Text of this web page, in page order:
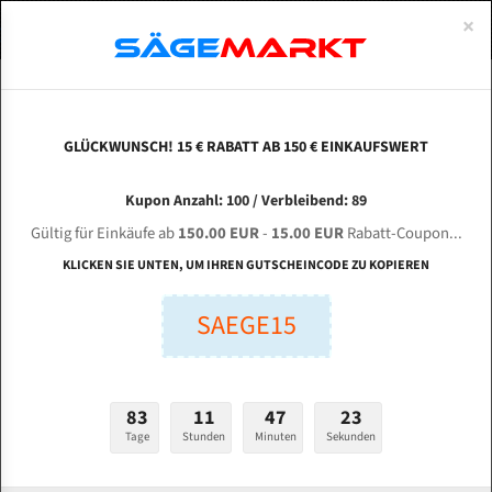
BERG & SCHMID DGS 350/450 VA-I CNC für 4250
mm Bi-Metall Bandsägeblätter
Länge (mm):
Stärken + Zahnteilung:
mm
ABOUTS
ENGLISH
Bi-Metall Meterware
Fleischerei Bandsägeblätter
Bandmesser Glatt Meterware
Konvex Meterware
×
GLÜCKWUNSCH! 15 € RABATT AB 150 € EINKAUFSWERT
Kupon Anzahl: 100 / Verbleibend: 89
Gültig für Einkäufe ab150.00 EUR- 15.00 EURRabatt-Coupon...
KLICKEN SIE UNTEN, UM IHREN GUTSCHEINCODE ZU KOPIEREN
SAEGE15
83
Tage
11
Stunden
47
Minuten
22
Sekunden